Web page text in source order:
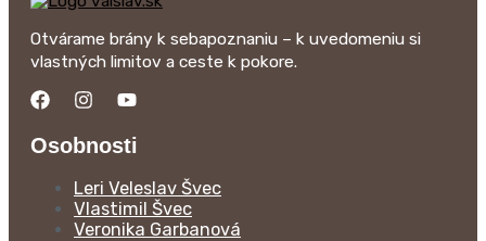
Otvárame brány k sebapoznaniu – k uvedomeniu si
vlastných limitov a ceste k pokore.
Osobnosti
Leri Veleslav Švec
Vlastimil Švec
Veronika Garbanová